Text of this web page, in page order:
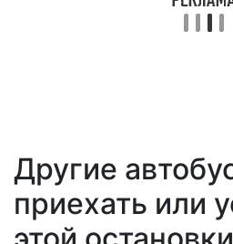
Другие
приехать или